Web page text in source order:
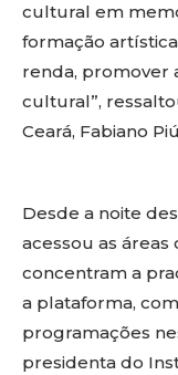
cultural em
formação
renda, promover
cultural”,
Ceará, Fabiano
Desde a noite
acessou as áreas
concentram a
a plataforma,
programações
presidenta do